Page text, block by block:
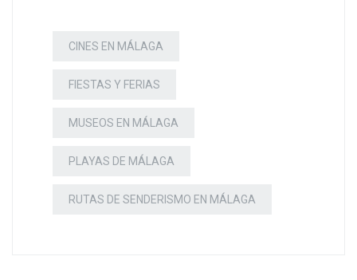
CINES EN MÁLAGA
FIESTAS Y FERIAS
MUSEOS EN MÁLAGA
PLAYAS DE MÁLAGA
RUTAS DE SENDERISMO EN MÁLAGA